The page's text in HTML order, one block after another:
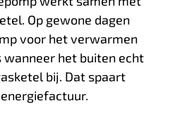
Op gewone dagen
voor het verwarmen
wanneer het buiten echt
bij. Dat spaart